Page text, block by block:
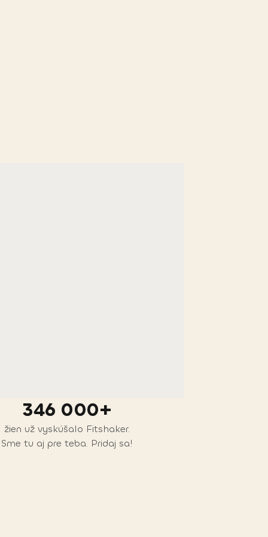
346 000+
žien už vyskúšalo Fitshaker.
Sme tu aj pre teba. Pridaj sa!